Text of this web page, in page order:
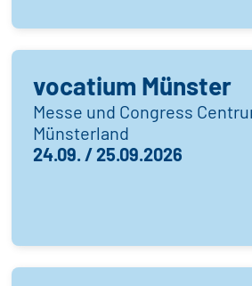
vocatium Münster
Messe und Congress
Münsterland
24.09. / 25.09.2026